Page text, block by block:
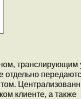
транслирующим
отдельно
клиенте, а также